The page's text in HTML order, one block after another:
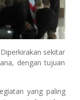
sekitar
dengan tujuan
yang paling